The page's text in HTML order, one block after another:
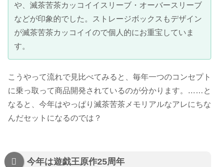
や、滅茶苦茶カッコイイスリーブ・オーバースリーブ
などが印象的でした。ストレージボックスもデザイン
が滅茶苦茶カッコイイので個人的にお重宝していま
す。
こうやって流れで見比べてみると、毎年一つのコンセプト
に乗っ取って商品開発されているのが分かります。……と
なると、今年はやっぱり滅茶苦茶メモリアルなアレにちな
んだセットになるのでは？
今年は遊戯王原作25周年